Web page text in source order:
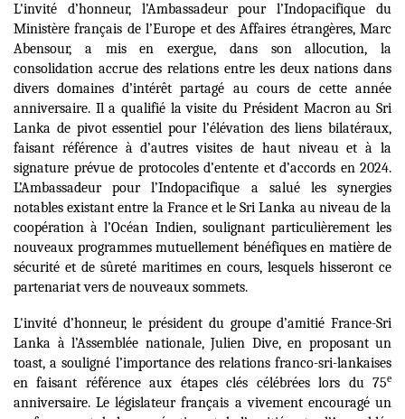
L'invité d’honneur, l’Ambassadeur pour l’Indopacifique du
Ministère français de l’Europe et des Affaires étrangères, Marc
Abensour, a mis en exergue, dans son allocution, la
consolidation accrue des relations entre les deux nations dans
divers domaines d’intérêt partagé au cours de cette année
anniversaire. Il a qualifié la visite du Président Macron au Sri
Lanka de pivot essentiel pour l’élévation des liens bilatéraux,
faisant référence à d’autres visites de haut niveau et à la
signature prévue de protocoles d’entente et d’accords en 2024.
L’Ambassadeur pour l’Indopacifique a salué les synergies
notables existant entre la France et le Sri Lanka au niveau de la
coopération à l’Océan Indien, soulignant particulièrement les
nouveaux programmes mutuellement bénéfiques en matière de
sécurité et de sûreté maritimes en cours, lesquels hisseront ce
partenariat vers de nouveaux sommets.
L'invité d’honneur, le président du groupe d’amitié France-Sri
Lanka à l’Assemblée nationale, Julien Dive, en proposant un
toast, a souligné l’importance des relations franco-sri-lankaises
en faisant référence aux étapes clés célébrées lors du 75e
anniversaire. Le législateur français a vivement encouragé un